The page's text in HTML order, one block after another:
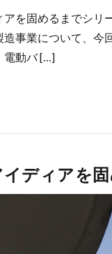
アを固めるまでシリ
事業について、今
電動バ […]
イディアを